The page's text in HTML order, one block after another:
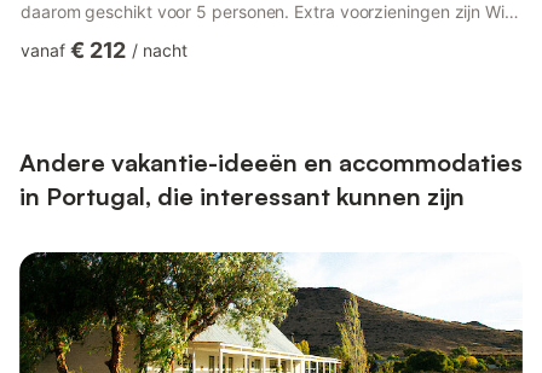
daarom geschikt voor 5 personen. Extra voorzieningen zijn Wi-
ook beschikbaar. Deze vakantiewoning biedt een eigen
Va...
vanaf € 212 / nacht
Andere vakantie-ideeën en accommodaties
in Portugal, die interessant kunnen zijn